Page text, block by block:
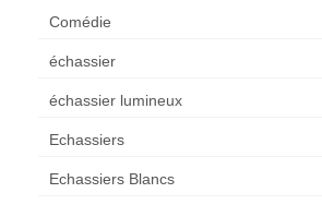
Comédie
échassier
échassier lumineux
Echassiers
Echassiers Blancs